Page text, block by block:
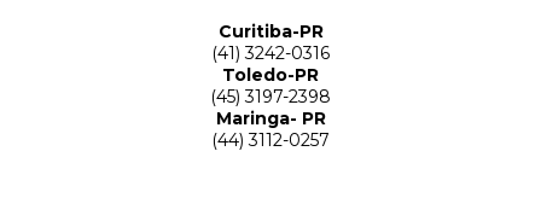
Curitiba-PR
(41) 3242-0316
Toledo-PR
(45) 3197-2398
Maringa- PR
(44) 3112-0257